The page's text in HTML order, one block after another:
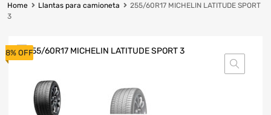
Home Llantas para camioneta
255/60R17 MICHELIN LATITUDE SPORT
3
8% OFF